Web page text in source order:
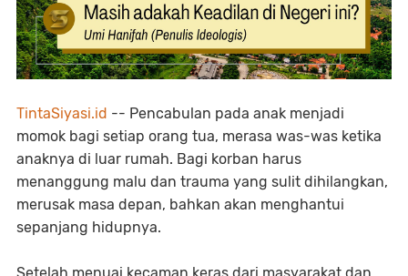
TintaSiyasi.id -- Pencabulan pada anak menjadi
momok bagi setiap orang tua, merasa was-was ketika
anaknya di luar rumah. Bagi korban harus
menanggung malu dan trauma yang sulit dihilangkan,
merusak masa depan, bahkan akan menghantui
sepanjang hidupnya.
Setelah menuai kecaman keras dari masyarakat dan